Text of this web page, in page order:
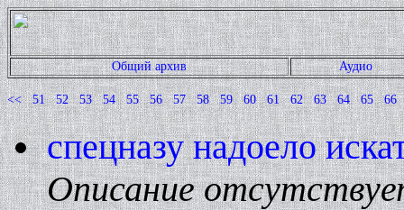
Общий архив Аудио
<< 51 52 53 54 55 56 57 58 59 60 61 62 63 64 65 66
спецназу надоело
Описание